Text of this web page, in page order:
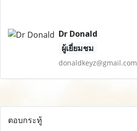
Dr Donald
ผู้เยี่ยมชม
donaldkeyz@gmail.com
ตอบกระทู้